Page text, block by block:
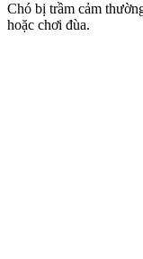
Chó bị trầm cảm
hoặc chơi đùa.